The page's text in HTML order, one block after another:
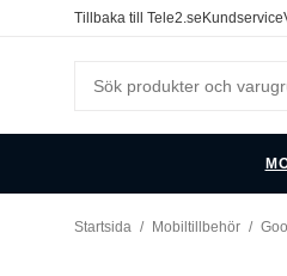
Tillbaka till Tele2.seKundservice
Startsida / Mobiltillbehör /